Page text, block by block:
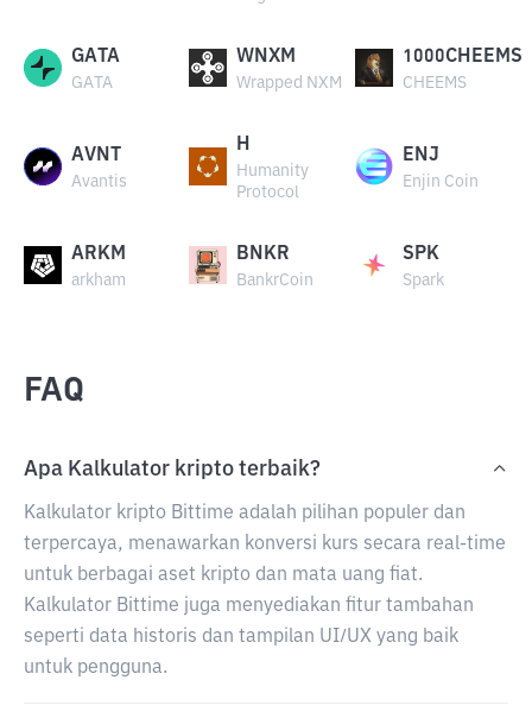
GATA
GATA
WNXM
Wrapped NXM
1000CHEEMS
CHEEMS
AVNT
Avantis
H
Humanity
Protocol
ENJ
Enjin Coin
ARKM
arkham
BNKR
BankrCoin
SPK
Spark
FAQ
Apa Kalkulator kripto terbaik?
Kalkulator kripto Bittime adalah pilihan populer dan
terpercaya, menawarkan konversi kurs secara real-time
untuk berbagai aset kripto dan mata uang fiat.
Kalkulator Bittime juga menyediakan fitur tambahan
seperti data historis dan tampilan UI/UX yang baik
untuk pengguna.